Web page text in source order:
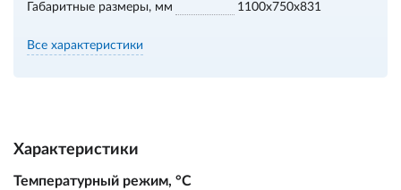
Габаритные размеры, мм
1100х750х831
Все характеристики
Характеристики
Температурный режим, °С